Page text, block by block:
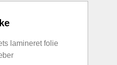
lamineret folie